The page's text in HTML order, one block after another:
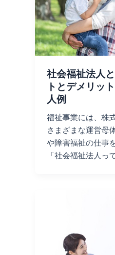
社会福祉法人
トとデメリッ
人例
福祉事業には、株
さまざまな運営母
や障害福祉の仕事
「社会福祉法人っ